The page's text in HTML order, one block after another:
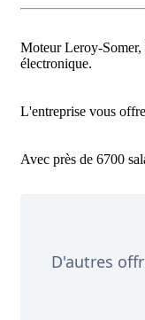
Moteur Leroy-Somer,
électronique.
L'entreprise vous
D'autres